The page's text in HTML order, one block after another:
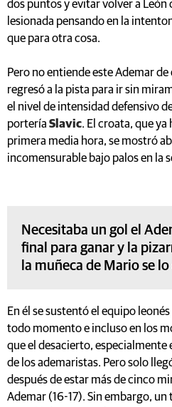
dos puntos y evitar volver a León
lesionada pensando en la
que para otra cosa.
Pero no entiende este Ademar
regresó a la pista para ir sin
el nivel de intensidad defensivo
portería Slavic. El croata, que
primera media hora, se mostró
incomensurable bajo palos en la
Necesitaba un gol el
final para ganar y la
la muñeca de Mario se
En él se sustentó el equipo
todo momento e incluso en los
que el desacierto, especialmente
de los ademaristas. Pero solo
después de estar más de cinco
Ademar (16-17). Sin embargo,